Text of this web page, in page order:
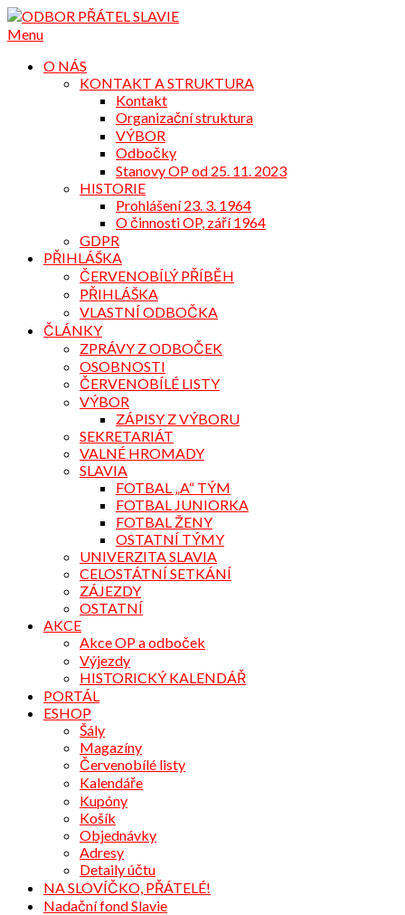
Přejdi
na
Menu
O NÁS
KONTAKT A STRUKTURA
Kontakt
Organizační struktura
VÝBOR
Odbočky
Stanovy OP od 25. 11. 2023
HISTORIE
Prohlášení 23. 3. 1964
O činnosti OP, září 1964
GDPR
PŘIHLÁŠKA
ČERVENOBÍLÝ PŘÍBĚH
PŘIHLÁŠKA
VLASTNÍ ODBOČKA
ČLÁNKY
ZPRÁVY Z ODBOČEK
OSOBNOSTI
ČERVENOBÍLÉ LISTY
VÝBOR
ZÁPISY Z VÝBORU
SEKRETARIÁT
VALNÉ HROMADY
SLAVIA
FOTBAL „A“ TÝM
FOTBAL JUNIORKA
FOTBAL ŽENY
OSTATNÍ TÝMY
UNIVERZITA SLAVIA
CELOSTÁTNÍ SETKÁNÍ
ZÁJEZDY
OSTATNÍ
AKCE
Akce OP a odboček
Výjezdy
HISTORICKÝ KALENDÁŘ
PORTÁL
ESHOP
Šály
Magazíny
Červenobílé listy
Kalendáře
Kupóny
Košík
Objednávky
Adresy
Detaily účtu
NA SLOVÍČKO, PŘÁTELÉ!
Nadační fond Slavie